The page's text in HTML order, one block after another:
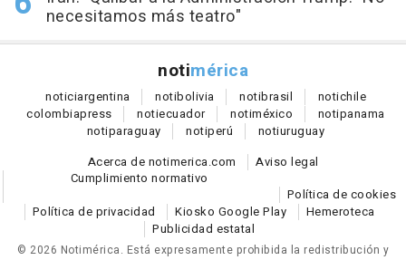
necesitamos más teatro"
notimérica
noticiargentina notibolivia notibrasil notichile
colombiapress notiecuador notiméxico notipanama
notiparaguay notiperú notiuruguay
Acerca de notimerica.com
Aviso legal
Cumplimiento normativo
Política de cookies
Política de privacidad
Kiosko Google Play
Hemeroteca
Publicidad estatal
© 2026 Notimérica. Está expresamente prohibida la redistribución y